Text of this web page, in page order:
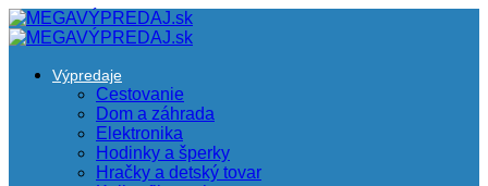
Výpredaje
Cestovanie
Dom a záhrada
Elektronika
Hodinky a šperky
Hračky a detský tovar